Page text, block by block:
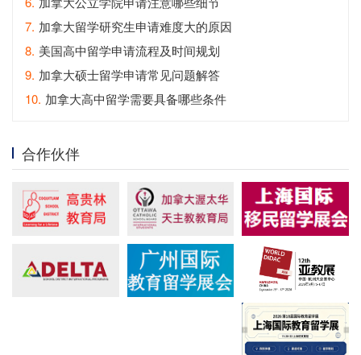
7. 加拿大留学研究生申请难度大的原因
8. 美国高中留学申请流程及时间规划
9. 加拿大硕士留学申请常见问题解答
10. 加拿大高中留学需要具备哪些条件
合作伙伴